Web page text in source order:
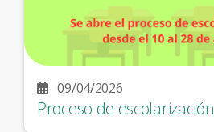
09/04/2026
Proceso de escolarización